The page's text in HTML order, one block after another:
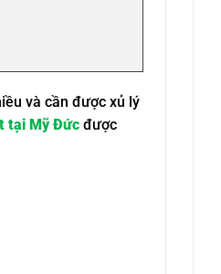
và cần được xủ lý
tại Mỹ Đức được